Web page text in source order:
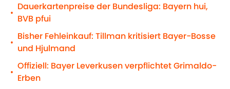
•
Dauerkartenpreise der Bundesliga: Bayern hui,
BVB pfui
•
Bisher Fehleinkauf: Tillman kritisiert Bayer-Bosse
und Hjulmand
•
Offiziell: Bayer Leverkusen verpflichtet Grimaldo-
Erben